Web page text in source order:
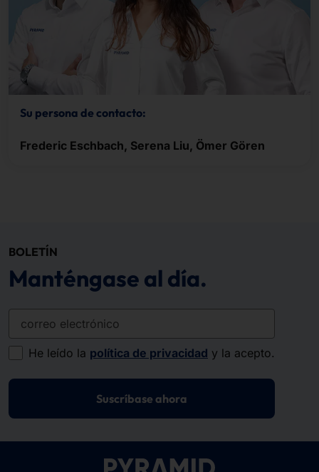
Su persona de contacto:
Frederic Eschbach, Serena Liu, Ömer Gören
BOLETÍN
Manténgase al día.
correo electrónico
He leído la política de privacidad y la acepto.
Suscríbase ahora